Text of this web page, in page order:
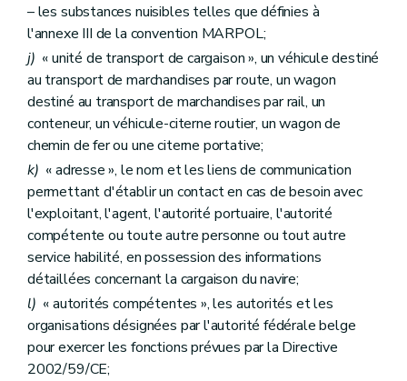
– les substances nuisibles telles que définies à
l'annexe III de la convention MARPOL;
j) « unité de transport de cargaison », un véhicule destiné
au transport de marchandises par route, un wagon
destiné au transport de marchandises par rail, un
conteneur, un véhicule-citerne routier, un wagon de
chemin de fer ou une citerne portative;
k) « adresse », le nom et les liens de communication
permettant d'établir un contact en cas de besoin avec
l'exploitant, l'agent, l'autorité portuaire, l'autorité
compétente ou toute autre personne ou tout autre
service habilité, en possession des informations
détaillées concernant la cargaison du navire;
l) « autorités compétentes », les autorités et les
organisations désignées par l'autorité fédérale belge
pour exercer les fonctions prévues par la Directive
2002/59/CE;